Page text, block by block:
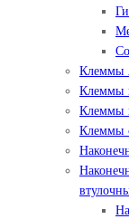
Клеммы
Клеммы
Клеммы
Клеммы